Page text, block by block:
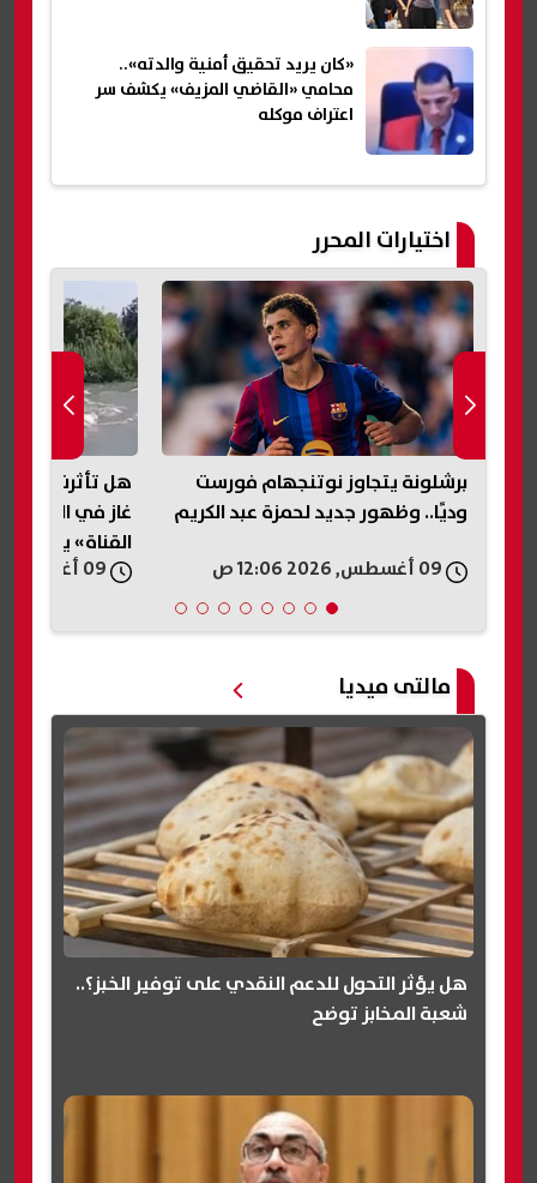
«كان يريد تحقيق أمنية والدته»..
محامي «القاضي المزيف» يكشف سر
اعتراف موكله
اختيارات المحرر
برشلونة يتجاوز نوتنجهام فورست
وديًا.. وظهور جديد لحمزة عبد الكريم
هل تأثرت مياه
غاز في
القناة» يوضح
مالتى ميديا
هل يؤثر التحول للدعم النقدي على توفير الخبز؟..
شعبة المخابز توضح